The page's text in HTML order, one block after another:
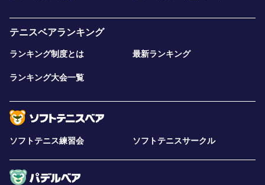
テニスベアランキング
ランキング制度とは 最新ランキング
ランキング大会一覧
ソフトテニス練習会 ソフトテニスサークル